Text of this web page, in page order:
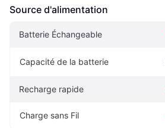
Source d'alimentation
Batterie Échangeable
Capacité de la batterie
Recharge rapide
Charge sans Fil